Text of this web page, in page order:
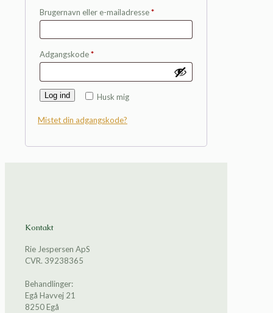
Brugernavn eller e-mailadresse*Påkrævet
Adgangskode*Påkrævet
Husk mig
Log ind
Mistet din adgangskode?
Kontakt
Rie Jespersen ApS
CVR. 39238365
Behandlinger:
Egå Havvej 21
8250 Egå